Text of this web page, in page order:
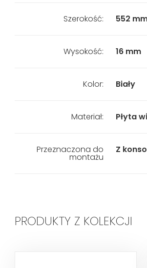
Szerokość: 552
Wysokość: 16 mm
Kolor: Biały
Materiał: Płyta
Przeznaczona do
montażu
Z
PRODUKTY Z KOLEKCJI